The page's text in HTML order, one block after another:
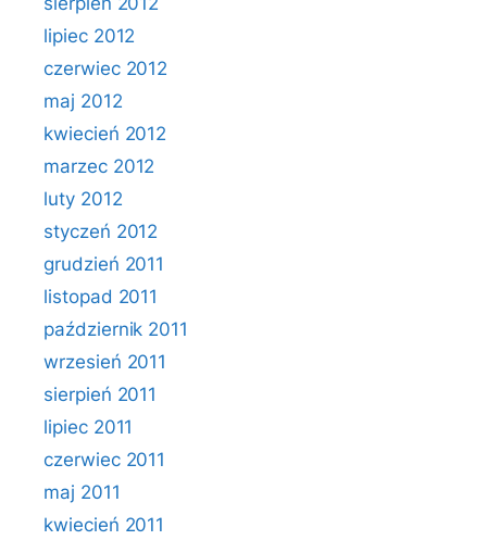
lipiec 2012
czerwiec 2012
maj 2012
kwiecień 2012
marzec 2012
luty 2012
styczeń 2012
grudzień 2011
listopad 2011
październik 2011
wrzesień 2011
sierpień 2011
lipiec 2011
czerwiec 2011
maj 2011
kwiecień 2011